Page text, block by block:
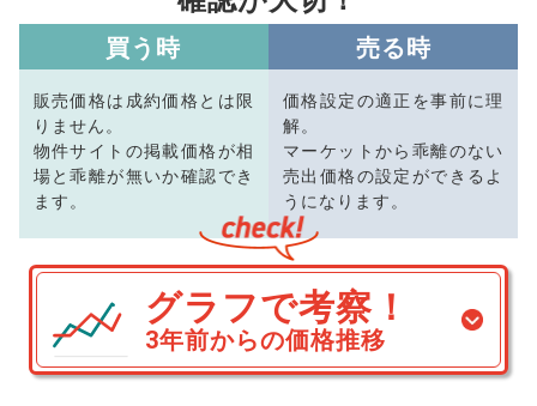
買う時
販売価格は成約価格とは限
りません。
物件サイトの掲載価格が相
場と乖離が無いか確認でき
ます。
売る時
価格設定の適正を事前に理
解。
マーケットから乖離のない
売出価格の設定ができるよ
うになります。
グラフで考察！
3年前からの価格推移